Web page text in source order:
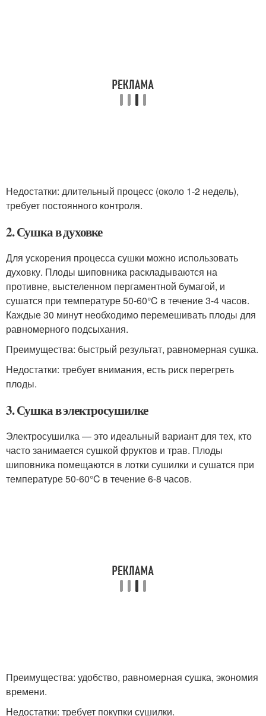
Недостатки: длительный процесс (около 1-2 недель),
требует постоянного контроля.
2. Сушка в духовке
Для ускорения процесса сушки можно использовать
духовку. Плоды шиповника раскладываются на
противне, выстеленном пергаментной бумагой, и
сушатся при температуре 50-60°C в течение 3-4 часов.
Каждые 30 минут необходимо перемешивать плоды для
равномерного подсыхания.
Преимущества: быстрый результат, равномерная сушка.
Недостатки: требует внимания, есть риск перегреть
плоды.
3. Сушка в электросушилке
Электросушилка — это идеальный вариант для тех, кто
часто занимается сушкой фруктов и трав. Плоды
шиповника помещаются в лотки сушилки и сушатся при
температуре 50-60°C в течение 6-8 часов.
Преимущества: удобство, равномерная сушка, экономия
времени.
Недостатки: требует покупки сушилки.